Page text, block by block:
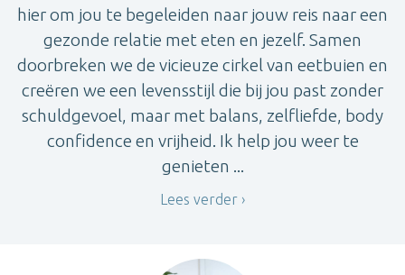
hier om jou te begeleiden naar jouw reis naar een
gezonde relatie met eten en jezelf. Samen
doorbreken we de vicieuze cirkel van eetbuien en
creëren we een levensstijl die bij jou past zonder
schuldgevoel, maar met balans, zelfliefde, body
confidence en vrijheid. Ik help jou weer te
genieten ...
Lees verder